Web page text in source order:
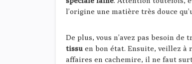
l’origine une matière très douce
De plus, vous n’avez pas besoin
tissu en bon état. Ensuite, veillez à
affaires en cachemire, il ne faut